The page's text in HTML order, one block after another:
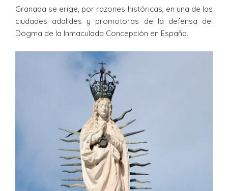
Granada se erige, por razones históricas, en una de las
ciudades adalides y promotoras de la defensa del
Dogma de la Inmaculada Concepción en España.